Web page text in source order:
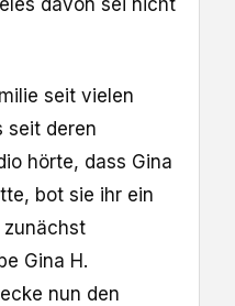
davon sei nicht
seit vielen
seit deren
hörte, dass Gina
bot sie ihr ein
zunächst
Gina H.
nun den